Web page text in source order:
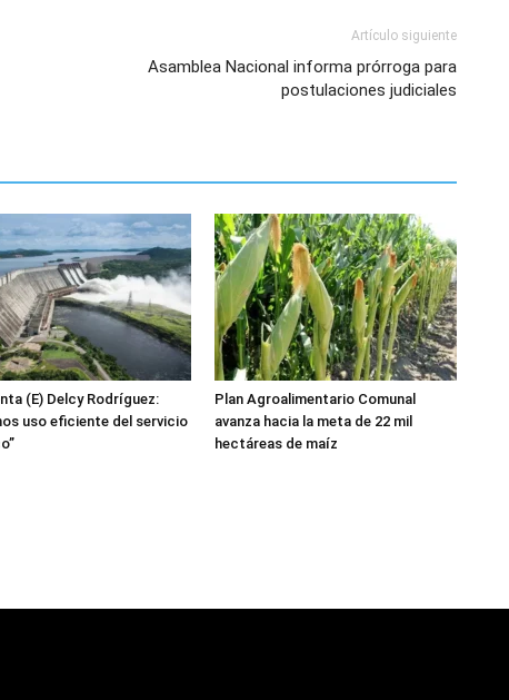
Artículo siguiente
Asamblea Nacional informa prórroga para
postulaciones judiciales
(E) Delcy Rodríguez:
uso eficiente del servicio
Plan Agroalimentario Comunal
avanza hacia la meta de 22 mil
hectáreas de maíz